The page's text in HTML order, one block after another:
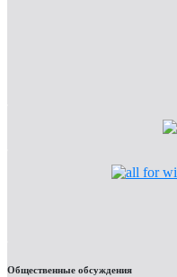
Общественные обсуждения